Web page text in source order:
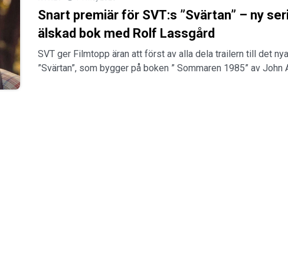
Snart premiär för SVT:s ”Svärtan” – ny
älskad bok med Rolf Lassgård
SVT ger Filmtopp äran att först av alla dela trailern till det
”Svärtan”, som bygger på boken ” Sommaren 1985” av